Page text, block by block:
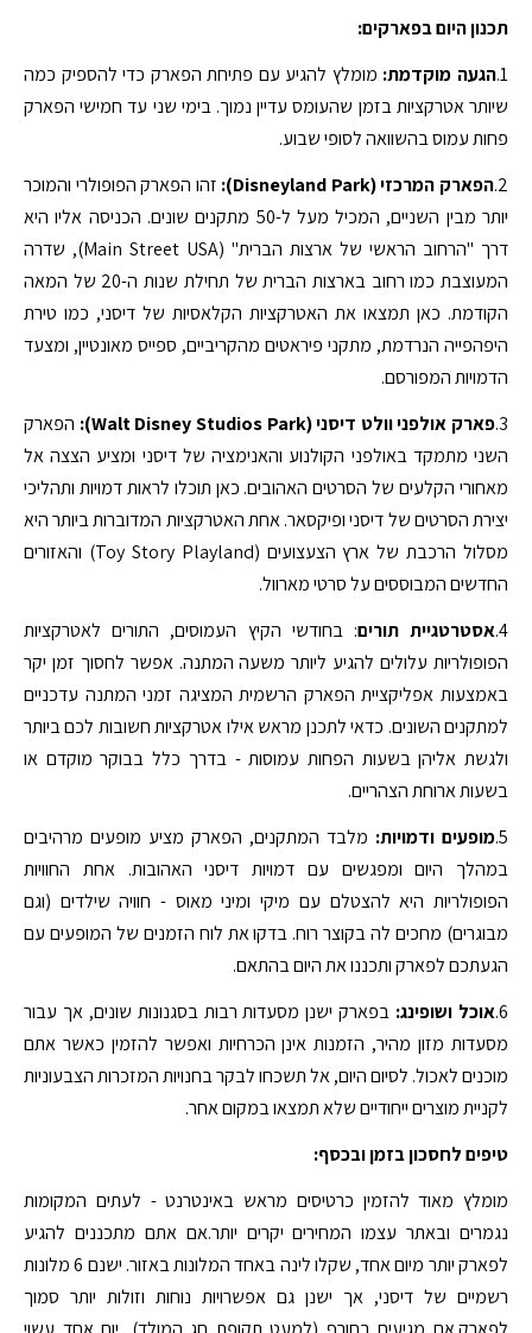
תכנון היום בפארקים:
1.הגעה מוקדמת: מומלץ להגיע עם פתיחת הפארק כדי להספיק כמה
שיותר אטרקציות בזמן שהעומס עדיין נמוך. בימי שני עד חמישי הפארק
פחות עמוס בהשוואה לסופי שבוע.
2.הפארק המרכזי (Disneyland Park):
זהו הפארק הפופולרי והמוכר
יותר מבין השניים, המכיל מעל ל-50 מתקנים שונים. הכניסה אליו היא
דרך "הרחוב הראשי של ארצות הברית" (Main Street USA), שדרה
המעוצבת כמו רחוב בארצות הברית של תחילת שנות ה-20 של המאה
הקודמת. כאן תמצאו את האטרקציות הקלאסיות של דיסני, כמו טירת
היפהפייה הנרדמת, מתקני פיראטים מהקריביים, ספייס מאונטיין, ומצעד
הדמויות המפורסם.
3.פארק אולפני וולט דיסני (Walt Disney Studios Park):
הפארק
השני מתמקד באולפני הקולנוע והאנימציה של דיסני ומציע הצצה אל
מאחורי הקלעים של הסרטים האהובים. כאן תוכלו לראות דמויות ותהליכי
יצירת הסרטים של דיסני ופיקסאר. אחת האטרקציות המדוברות ביותר היא
מסלול הרכבת של ארץ הצעצועים (Toy Story Playland) והאזורים
החדשים המבוססים על סרטי מארוול.
4.אסטרטגיית תורים: בחודשי הקיץ העמוסים, התורים לאטרקציות
הפופולריות עלולים להגיע ליותר משעה המתנה. אפשר לחסוך זמן יקר
באמצעות אפליקציית הפארק הרשמית המציגה זמני המתנה עדכניים
למתקנים השונים. כדאי לתכנן מראש אילו אטרקציות חשובות לכם ביותר
ולגשת אליהן בשעות הפחות עמוסות - בדרך כלל בבוקר מוקדם או
בשעות ארוחת הצהריים.
5.מופעים ודמויות: מלבד המתקנים, הפארק מציע מופעים מרהיבים
במהלך היום ומפגשים עם דמויות דיסני האהובות. אחת החוויות
הפופולריות היא להצטלם עם מיקי ומיני מאוס - חוויה שילדים (וגם
מבוגרים) מחכים לה בקוצר רוח. בדקו את לוח הזמנים של המופעים עם
הגעתכם לפארק ותכננו את היום בהתאם.
6.אוכל ושופינג: בפארק ישנן מסעדות רבות בסגנונות שונים, אך עבור
מסעדות מזון מהיר, הזמנות אינן הכרחיות ואפשר להזמין כאשר אתם
מוכנים לאכול. לסיום היום, אל תשכחו לבקר בחנויות המזכרות הצבעוניות
לקניית מוצרים ייחודיים שלא תמצאו במקום אחר.
טיפים לחסכון בזמן ובכסף:
מומלץ מאוד להזמין כרטיסים מראש באינטרנט - לעתים המקומות
נגמרים ובאתר עצמו המחירים יקרים יותר.אם אתם מתכננים להגיע
לפארק יותר מיום אחד, שקלו לינה באחד המלונות באזור. ישנם 6 מלונות
רשמיים של דיסני, אך ישנן גם אפשרויות נוחות וזולות יותר סמוך